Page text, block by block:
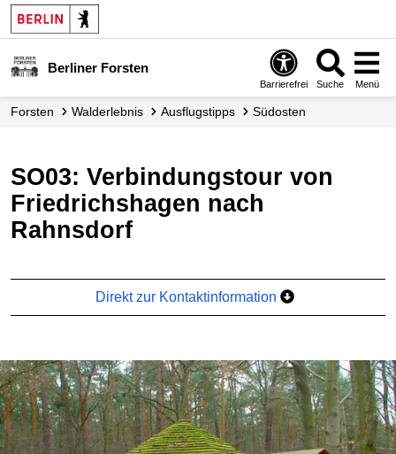
Berliner Forsten
Barrierefrei Suche Menü
Forsten Walderlebnis Ausflugstipps Südosten
SO03: Verbindungstour von
Friedrichshagen nach
Rahnsdorf
Direkt zur Kontaktinformation